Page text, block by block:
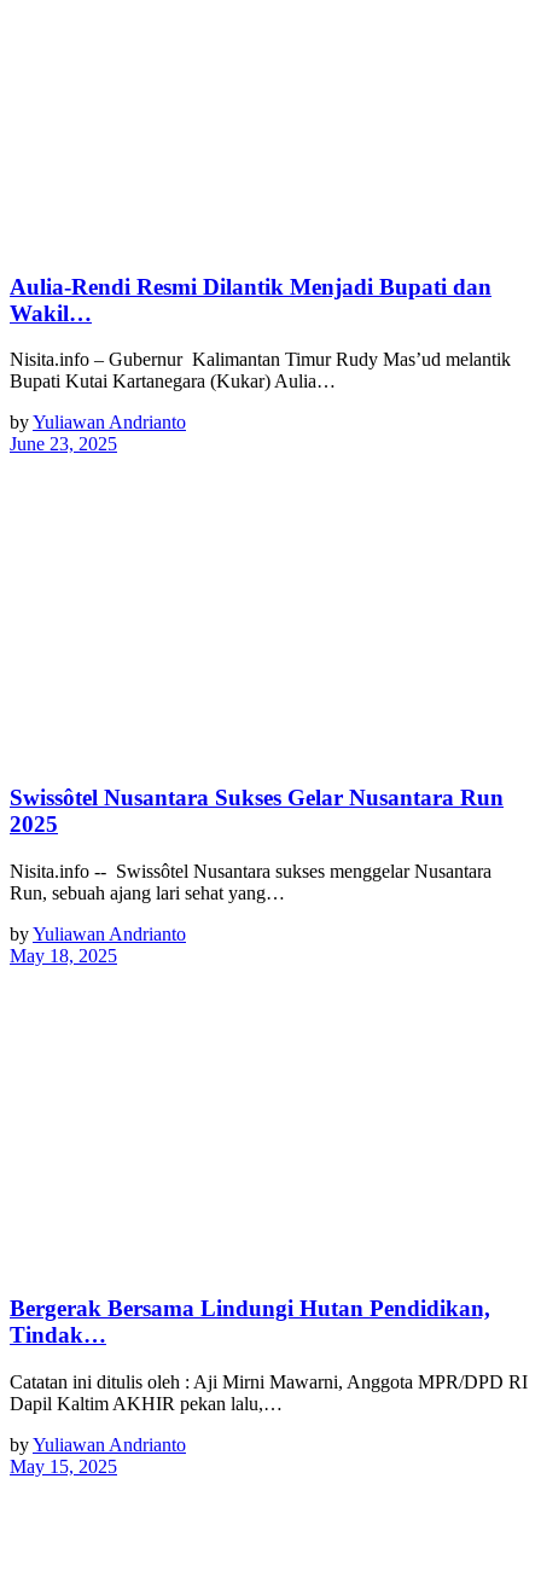
Aulia-Rendi Resmi Dilantik Menjadi Bupati dan
Wakil…
Nisita.info – Gubernur Kalimantan Timur Rudy Mas’ud melantik
Bupati Kutai Kartanegara (Kukar) Aulia…
byYuliawan Andrianto
June 23, 2025
Swissôtel Nusantara Sukses Gelar Nusantara Run
2025
Nisita.info -- Swissôtel Nusantara sukses menggelar Nusantara
Run, sebuah ajang lari sehat yang…
byYuliawan Andrianto
May 18, 2025
Bergerak Bersama Lindungi Hutan Pendidikan,
Tindak…
Catatan ini ditulis oleh : Aji Mirni Mawarni, Anggota MPR/DPD RI
Dapil Kaltim AKHIR pekan lalu,…
byYuliawan Andrianto
May 15, 2025